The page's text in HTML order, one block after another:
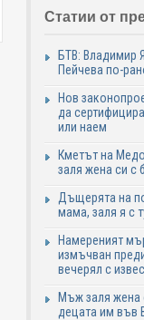
Статии от
БТВ: Владимир
Пейчева по-
Нов
да
или наем
Кметът на
заля жена си с
Дъщерята на
мама, заля я с
Намереният
измъчван
вечерял с
Мъж заля жена
децата им във